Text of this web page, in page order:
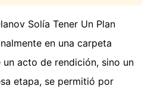
Solía Tener Un Plan
en una carpeta
un acto de rendición, sino un
etapa, se permitió por